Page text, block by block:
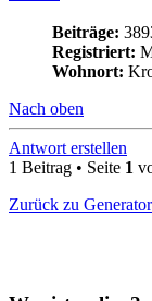
Beiträge:
Registriert:
Wohnort:
Nach oben
Antwort erstellen
1 Beitrag • Seite 1
Zurück zu